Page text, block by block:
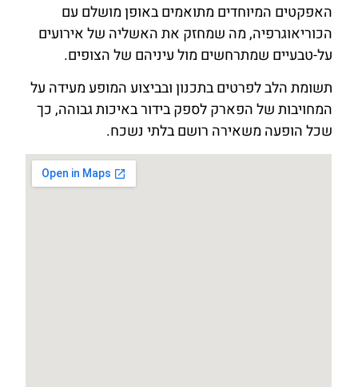
האפקטים המיוחדים מתואמים באופן מושלם עם
הכוריאוגרפיה, מה שמחזק את האשליה של אירועים
על-טבעיים שמתרחשים מול עיניהם של הצופים.
תשומת הלב לפרטים בתכנון ובביצוע המופע מעידה על
המחויבות של הפארק לספק בידור באיכות גבוהה, כך
שכל הופעה משאירה רושם בלתי נשכח.